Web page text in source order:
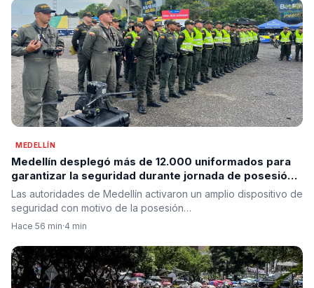
MEDELLÍN
Medellín desplegó más de 12.000 uniformados para
garantizar la seguridad durante jornada de posesión
presidencial en prevención
Las autoridades de Medellín activaron un amplio dispositivo de
seguridad con motivo de la posesión…
Hace 56 min·4 min